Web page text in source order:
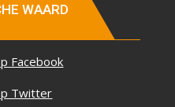
WAARD
Facebook
Twitter